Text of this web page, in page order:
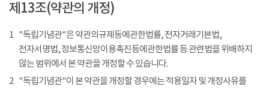
제13조(약관의 개정)
1 "독립기념관"은 약관의규제등에관한법률, 전자거래기본법,
전자서명법, 정보통신망이용촉진등에관한법률 등 관련법을 위배하지
않는 범위에서 본 약관을 개정할 수 있습니다.
2 "독립기념관"이 본 약관을 개정할 경우에는 적용일자 및 개정사유를